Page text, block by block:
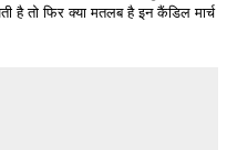
है तो फिर क्या मतलब है इन कैंडिल मार्च